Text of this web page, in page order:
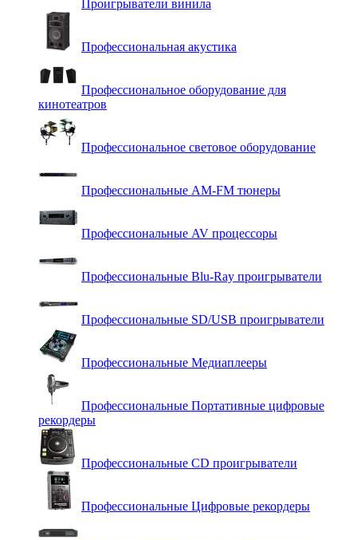
Проигрыватели винила
Профессиональная акустика
Профессиональное оборудование для
кинотеатров
Профессиональное световое оборудование
Профессиональные AM-FM тюнеры
Профессиональные AV процессоры
Профессиональные Blu-Ray проигрыватели
Профессиональные SD/USB проигрыватели
Профессиональные Медиаплееры
Профессиональные Портативные цифровые
рекордеры
Профессиональные СD проигрыватели
Профессиональные Цифровые рекордеры